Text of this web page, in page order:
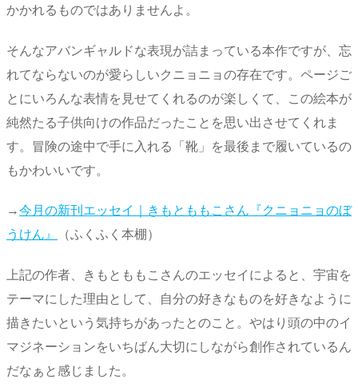
かかれるものではありませんよ。
そんなアバンギャルドな表現が詰まっている本作ですが、忘
れてならないのが愛らしいクニョニョの存在です。ページご
とにいろんな表情を見せてくれるのが楽しくて、この絵本が
純然たる子供向けの作品だったことを思い出させてくれま
す。冒険の途中で手に入れる「靴」を最後まで履いているの
もかわいいです。
→今月の新刊エッセイ｜きもとももこさん『クニョニョのぼ
うけん』
（ふくふく本棚）
上記の作者、きもとももこさんのエッセイによると、宇宙を
テーマにした理由として、自分の好きなものを好きなように
描きたいという気持ちがあったとのこと。やはり頭の中のイ
マジネーションをいちばん大切にしながら創作されているん
だなぁと感じました。